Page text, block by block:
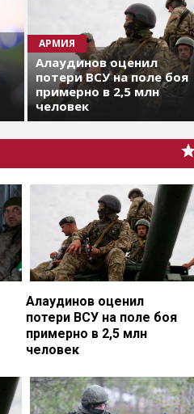
АРМИЯ
Алаудинов оценил
потери ВСУ на поле боя
примерно в 2,5 млн
человек
Алаудинов оценил
потери ВСУ на поле боя
примерно в 2,5 млн
человек